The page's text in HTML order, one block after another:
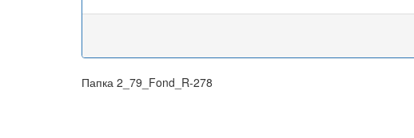
Папка 2_79_Fond_R-278